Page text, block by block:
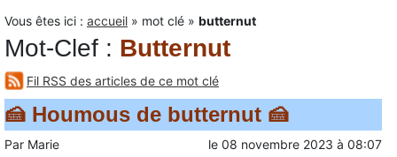
Vous êtes ici : accueil » mot clé » butternut
Mot-Clef : Butternut
Fil RSS des articles de ce mot clé
🍰 Houmous de butternut 🍰
Par Marie le 08 novembre 2023 à 08:07